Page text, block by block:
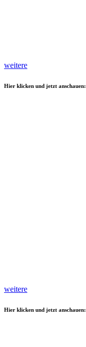
weitere
Hier klicken und jetzt anschauen:
weitere
Hier klicken und jetzt anschauen: